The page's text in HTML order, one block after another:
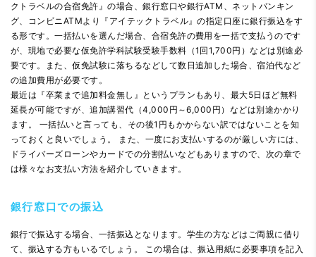
クトラベルの合宿免許』の場合、銀行窓口や銀行ATM、ネットバンキン
グ、コンビニATMより『アイテックトラベル』の指定口座に銀行振込をす
る形です。一括払いを選んだ場合、合宿免許の費用を一括で支払うのです
が、現地で必要な仮免許学科試験受験手数料（1回1,700円）などは別途必
要です。また、仮免試験に落ちるなどして数日追加した場合、宿泊代など
の追加費用が必要です。
最近は『卒業まで追加料金無し』というプランもあり、最大5日ほど無料
延長が可能ですが、追加講習代（4,000円～6,000円）などは別途かかり
ます。 一括払いと言っても、その後1円もかからない訳ではないことを知
っておくと良いでしょう。 また、一度にお支払いするのが厳しい方には、
ドライバーズローンやカードでの分割払いなどもありますので、次の章で
は様々なお支払い方法を紹介していきます。
銀行窓口での振込
銀行で振込する場合、一括振込となります。学生の方などはご両親に借り
て、振込する方もいるでしょう。 この場合は、振込用紙に必要事項を記入